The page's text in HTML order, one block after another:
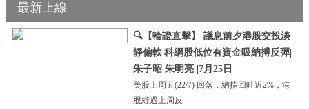
最新上線
🔍【輪證直擊】 議息前夕港股交投淡
靜偏軟|科網股低位有資金吸納搏反彈|
朱子昭 朱明亮 |7月25日
美股上周五(22/7) 回落，納指回吐近2%，港
股經過上周反